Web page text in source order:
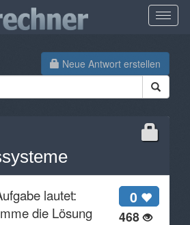
Neue Antwort erstellen
0
468
lautet:
die Lösung